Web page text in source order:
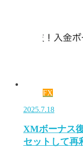
FX
2025.7.18
XMボーナス
セットして再